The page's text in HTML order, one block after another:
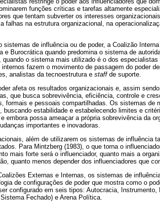
funções críticas e tarefas altamente
que tentam subverter os interesses
falhas na estrutura organizacional, na
sistemas de influência ou de poder, a Coalizão
e Burocrática quando predomina o sistema de
o sistema mais utilizado é o dos
fazem o movimento de passagem do poder
analistas da tecnoestrutura e staff de suporte.
afeta os resultados organizacionais e, assim
que busca sobrevivência, eficiência, controle e
formais e pessoais compartilhadas. Os sistemas de
buscando estabilidade e estabelecendo limites e
embora possa ameaçar a própria sobrevivência da
importantes e inovadoras.
além de utilizarem os sistemas de influência
Para Mintzberg (1983), o que torna o
mais forte será o influenciador, quanto mais a
quanto menos depender dos influenciadores que
Externas e Internas, os sistemas de
de configurações de poder que mostra como o
configurado em seis tipos: Autocracia,
Fechado) e Arena Política.